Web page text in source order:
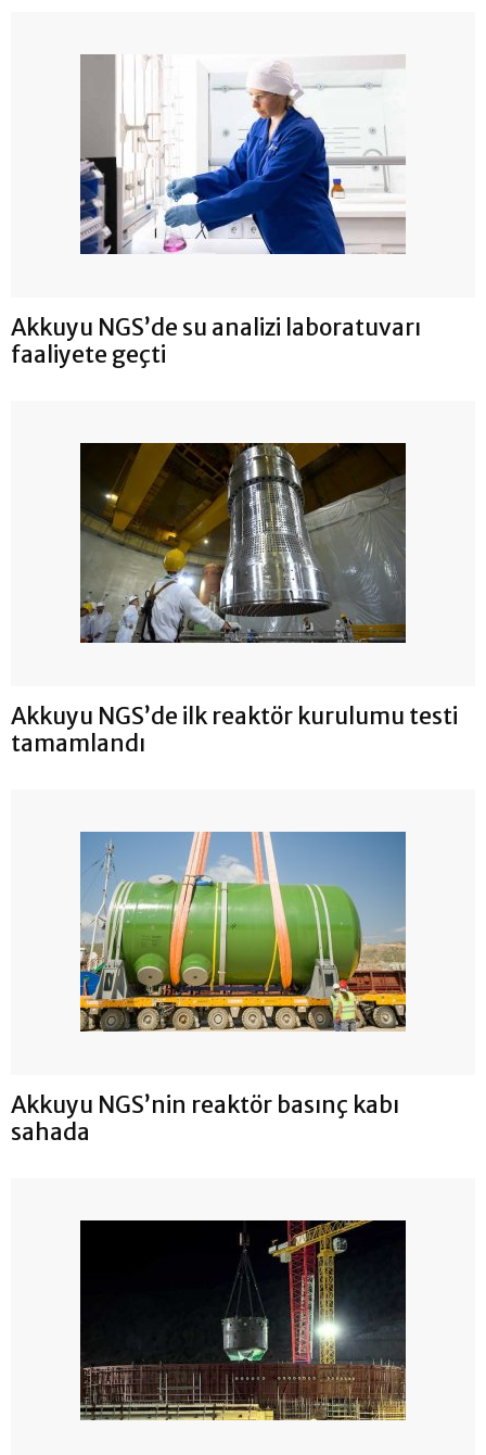
Akkuyu NGS’de su analizi laboratuvarı
faaliyete geçti
Akkuyu NGS’de ilk reaktör kurulumu testi
tamamlandı
Akkuyu NGS’nin reaktör basınç kabı
sahada